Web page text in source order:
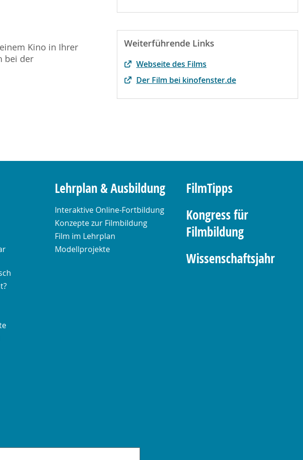
Kino in Ihrer
bei der
Weiterführende Links
Webseite des Films
Der Film bei kinofenster.de
Lehrplan & Ausbildung
Interaktive Online-Fortbildung
Konzepte zur Filmbildung
Film im Lehrplan
Modellprojekte
FilmTipps
Kongress für
Filmbildung
Wissenschaftsjahr